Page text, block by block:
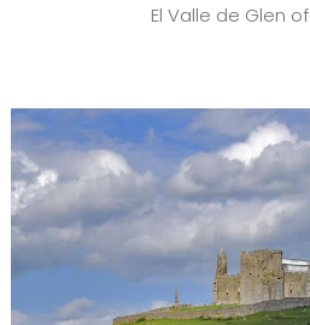
El Valle de Glen